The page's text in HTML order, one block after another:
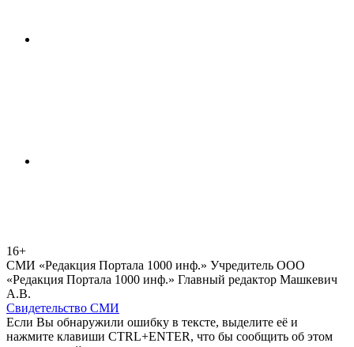
16+
СМИ «Редакция Портала 1000 инф.» Учредитель ООО
«Редакция Портала 1000 инф.» Главный редактор Машкевич
А.В.
Свидетельство СМИ
Если Вы обнаружили ошибку в тексте, выделите её и
нажмите клавиши CTRL+ENTER, что бы сообщить об этом